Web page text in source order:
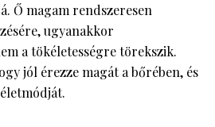
Ő magam rendszeresen
ugyanakkor
a tökéletességre törekszik.
jól érezze magát a bőrében, és